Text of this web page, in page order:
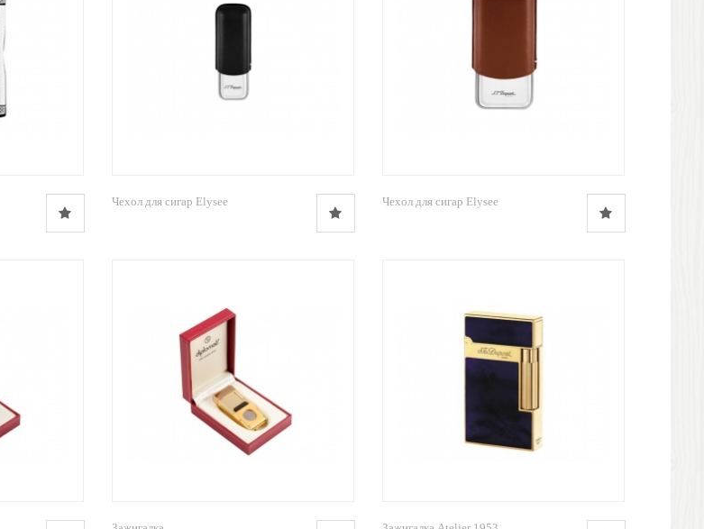
Чехол для сигар Elysee Чехол для сигар Elysee